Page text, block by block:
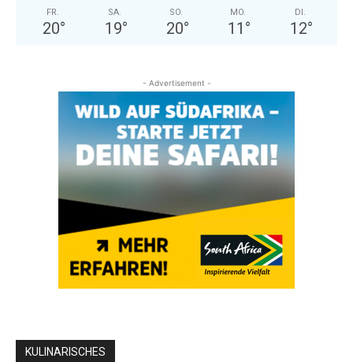
FR.
20°
SA.
19°
SO.
20°
MO.
11 °
DI.
12°
- Advertisement -
KULINARISCHES